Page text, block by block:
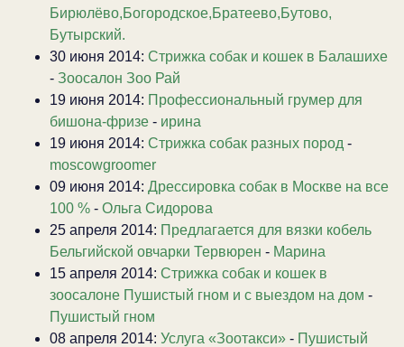
Бирюлёво,Богородское,Братеево,Бутово,
Бутырский.
30 июня 2014: Стрижка собак и кошек в Балашихе
- Зоосалон Зоо Рай
19 июня 2014: Профессиональный грумер для
бишона-фризе - ирина
19 июня 2014: Стрижка собак разных пород -
moscowgroomer
09 июня 2014: Дрессировка собак в Москве на все
100 % - Ольга Сидорова
25 апреля 2014: Предлагается для вязки кобель
Бельгийской овчарки Тервюрен - Марина
15 апреля 2014: Стрижка собак и кошек в
зоосалоне Пушистый гном и с выездом на дом -
Пушистый гном
08 апреля 2014: Услуга «Зоотакси» - Пушистый